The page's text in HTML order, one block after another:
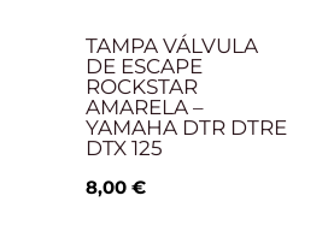
TAMPA VÁLVULA
DE ESCAPE
ROCKSTAR
AMARELA –
YAMAHA DTR DTRE
DTX 125
8,00 €